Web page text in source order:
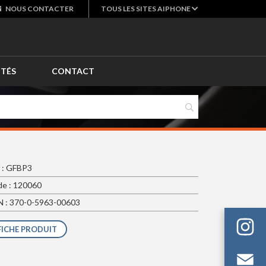
NOUS CONTACTER TOUS LES SITES AIPHONE
CONTACT
GFBP3
: 120060
: 370-0-5963-00603
PRODUIT